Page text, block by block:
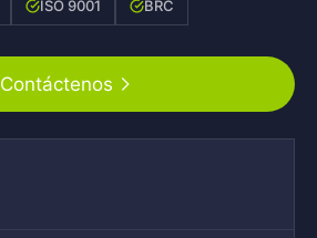
ISO 9001 BRC
Contáctenos